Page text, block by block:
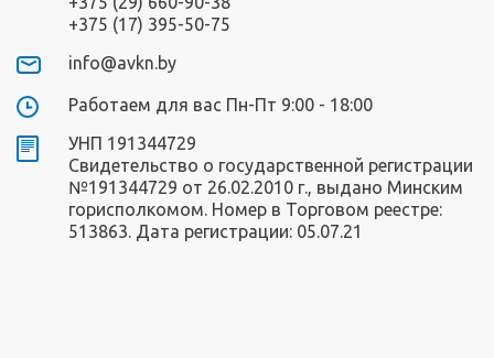
+375 (17) 395-50-75
info@avkn.by
Работаем для вас Пн-Пт 9:00 - 18:00
УНП 191344729
Свидетельство о государственной регистрации
№191344729 от 26.02.2010 г., выдано Минским
горисполкомом. Номер в Торговом реестре:
513863. Дата регистрации: 05.07.21